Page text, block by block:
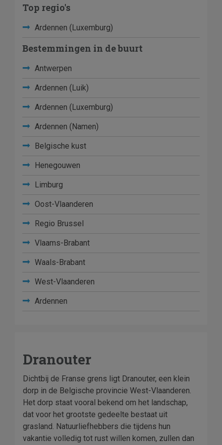
Top regio's
Ardennen (Luxemburg)
Bestemmingen in de buurt
Antwerpen
Ardennen (Luik)
Ardennen (Luxemburg)
Ardennen (Namen)
Belgische kust
Henegouwen
Limburg
Oost-Vlaanderen
Regio Brussel
Vlaams-Brabant
Waals-Brabant
West-Vlaanderen
Ardennen
Dranouter
Dichtbij de Franse grens ligt Dranouter, een klein
dorp in de Belgische provincie West-Vlaanderen.
Het dorp staat vooral bekend om het landschap,
dat voor het grootste gedeelte bestaat uit
grasland. Natuurliefhebbers die tijdens hun
vakantie volledig tot rust willen komen, zullen dan